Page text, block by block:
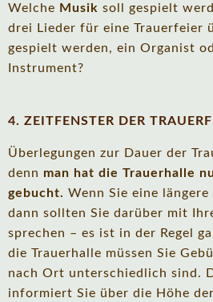
Welche Musik soll gespielt
drei Lieder für eine Trauerfeier
gespielt werden, ein Organist
Instrument?
4. ZEITFENSTER DER
Überlegungen zur Dauer der
denn man hat die Trauerhalle
gebucht. Wenn Sie eine
dann sollten Sie darüber mit
sprechen – es ist in der Regel
die Trauerhalle müssen Sie
nach Ort unterschiedlich sind.
informiert Sie über die Höhe